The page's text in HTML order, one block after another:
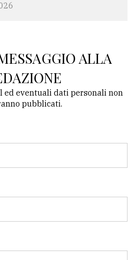
ALLA
ed eventuali dati personali non
pubblicati.